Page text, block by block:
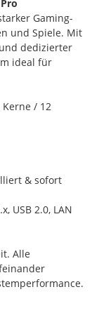
Gaming-
und Spiele. Mit
und dedizierter
ideal für
Kerne / 12
& sofort
USB 2.0, LAN
Alle